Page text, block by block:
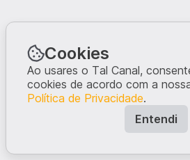
Cookies
Ao usares o Tal Canal,
cookies de acordo com a
Política de Privacidade.
Entendi